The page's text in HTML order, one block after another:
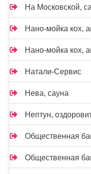
На Московской,
Нано-мойка кох,
Нано-мойка кох,
Натали-Сервис
Нева, сауна
Нептун,
Общественная
Общественная